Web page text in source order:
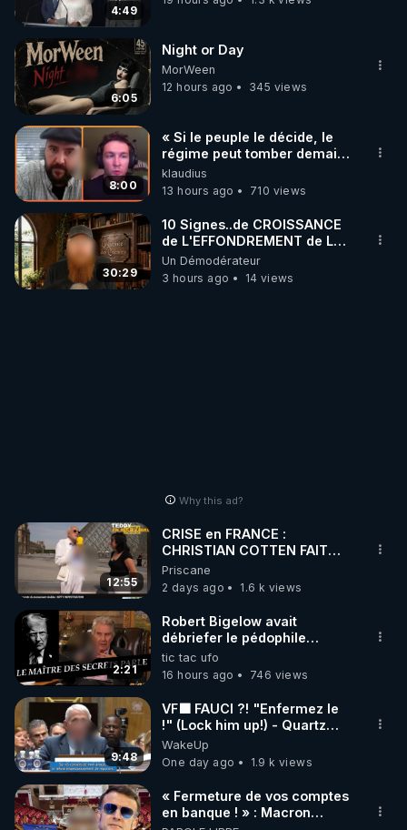
4:49
6:05
Night or Day
MorWeen
12 hours ago
345 views
8:00
« Si le peuple le décide, le
régime peut tomber demain !
»
klaudius
13 hours ago
710 views
30:29
10 Signes..de CROISSANCE
de L'EFFONDREMENT de La
Civilisation
de"DECROISSANCE de
L'Humaine Société"?
Un Démodérateur
3 hours ago
14 views
Why this ad?
12:55
CRISE en FRANCE :
CHRISTIAN COTTEN FAIT
une étrange découverte
Priscane
2 days ago
1.6 k views
2:21
Robert Bigelow avait
débriefer le pédophile
génocidaire de donald j
trump
tic tac ufo
16 hours ago
746 views
9:48
VF🟩 FAUCI ?! "Enfermez le
!" (Lock him up!) - Quartz
Traduction
WakeUp
One day ago
1.9 k views
« Fermeture de vos comptes
en banque ! » : Macron